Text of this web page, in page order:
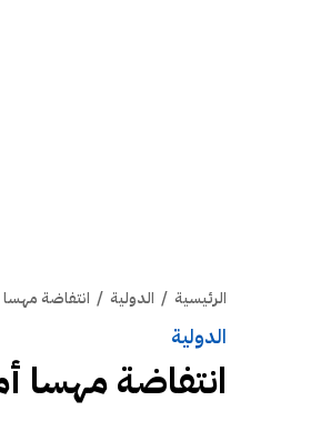
الرئيسية / الدولية / انتفاضة مهسا
الدولية
انتفاضة مهسا